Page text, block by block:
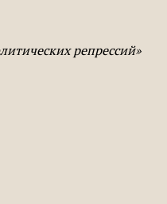
репрессий»